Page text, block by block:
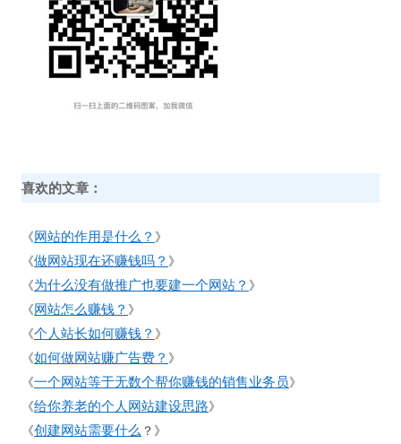
喜欢的文章：
《网站的作用是什么？ 》
《做网站现在还赚钱吗？ 》
《为什么没有做推广也要建一个网站？ 》
《网站怎么赚钱？ 》
《个人站长如何赚钱？ 》
《如何做网站赚广告费？ 》
《一个网站等于无数个帮你赚钱的销售业务员》
《给你养老的个人网站建设思路》
《创建网站需要什么 ？》